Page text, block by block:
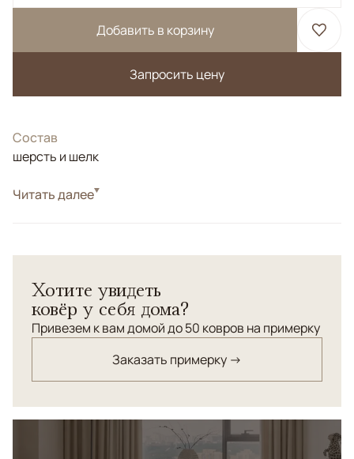
Добавить в корзину
Запросить цену
Состав
шерсть и шелк
СтильДизайнерские
светло бежевой и коричневой гамме с бледно-
современного интерьера.
Читать далее
Хотите увидеть
ковёр у себя дома?
Привезем к вам домой до 50 ковров на примерку
Заказать примерку →